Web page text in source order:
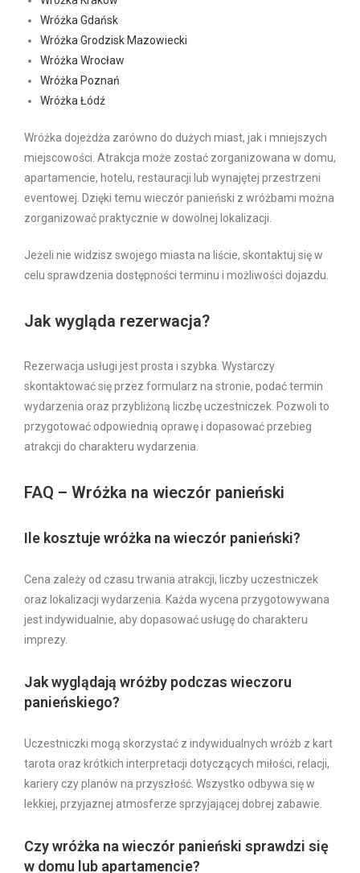
Wróżka Gdańsk
Wróżka Grodzisk Mazowiecki
Wróżka Wrocław
Wróżka Poznań
Wróżka Łódź
Wróżka dojeżdża zarówno do dużych miast, jak i mniejszych
miejscowości. Atrakcja może zostać zorganizowana w domu,
apartamencie, hotelu, restauracji lub wynajętej przestrzeni
eventowej. Dzięki temu wieczór panieński z wróżbami można
zorganizować praktycznie w dowolnej lokalizacji.
Jeżeli nie widzisz swojego miasta na liście, skontaktuj się w
celu sprawdzenia dostępności terminu i możliwości dojazdu.
Jak wygląda rezerwacja?
Rezerwacja usługi jest prosta i szybka. Wystarczy
skontaktować się przez formularz na stronie, podać termin
wydarzenia oraz przybliżoną liczbę uczestniczek. Pozwoli to
przygotować odpowiednią oprawę i dopasować przebieg
atrakcji do charakteru wydarzenia.
FAQ – Wróżka na wieczór panieński
Ile kosztuje wróżka na wieczór panieński?
Cena zależy od czasu trwania atrakcji, liczby uczestniczek
oraz lokalizacji wydarzenia. Każda wycena przygotowywana
jest indywidualnie, aby dopasować usługę do charakteru
imprezy.
Jak wyglądają wróżby podczas wieczoru
panieńskiego?
Uczestniczki mogą skorzystać z indywidualnych wróżb z kart
tarota oraz krótkich interpretacji dotyczących miłości, relacji,
kariery czy planów na przyszłość. Wszystko odbywa się w
lekkiej, przyjaznej atmosferze sprzyjającej dobrej zabawie.
Czy wróżka na wieczór panieński sprawdzi się
w domu lub apartamencie?